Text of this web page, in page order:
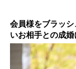
会員様をブラッ
いお相手との成婚